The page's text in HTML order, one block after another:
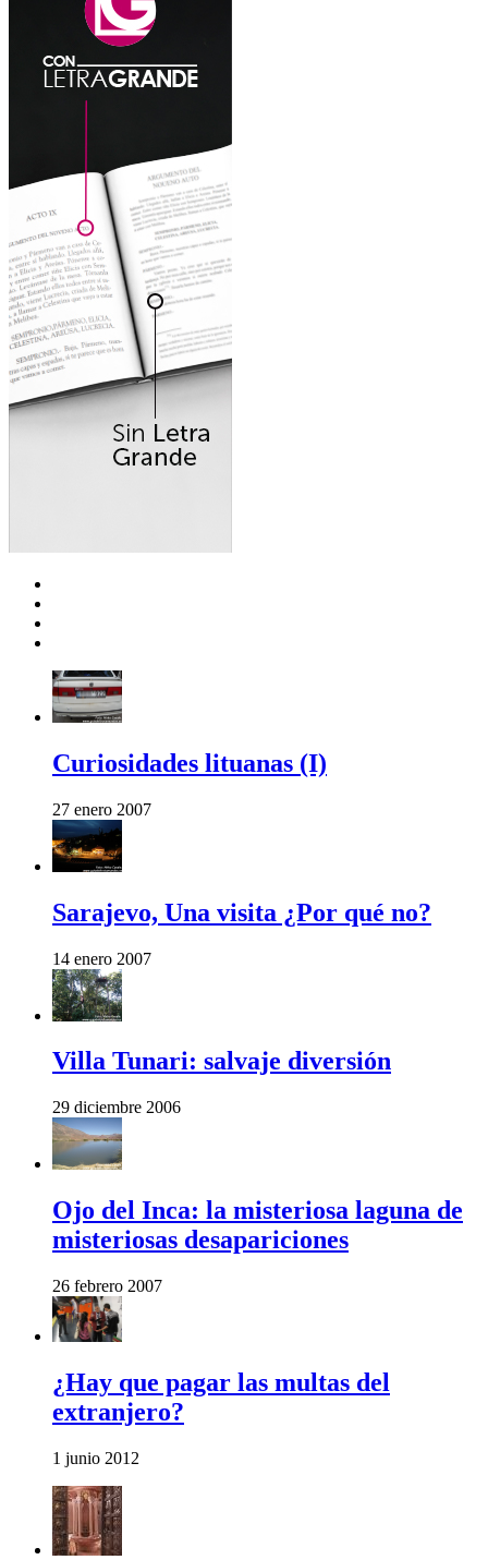
Curiosidades lituanas (I)
27 enero 2007
Sarajevo, Una visita ¿Por qué no?
14 enero 2007
Villa Tunari: salvaje diversión
29 diciembre 2006
Ojo del Inca: la misteriosa laguna de
misteriosas desapariciones
26 febrero 2007
¿Hay que pagar las multas del
extranjero?
1 junio 2012